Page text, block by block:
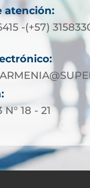
atención:
-(+57)
18 - 21